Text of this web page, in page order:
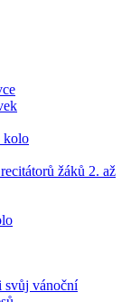
kolo
žáků 2. až
svůj vánoční